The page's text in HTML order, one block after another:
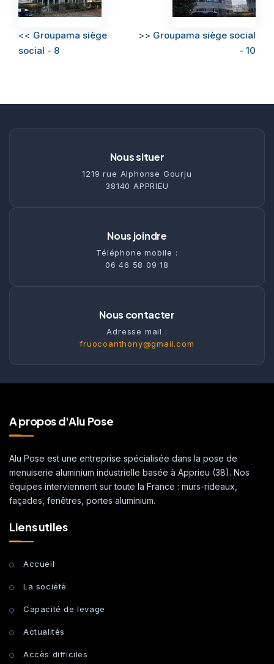
<< Groupama siège
social - 8
>> Groupama siège social
- 10
Nous situer
1219 rue Alphonse Gourju
38140 APPRIEU
Nous joindre
Téléphone mobile :
06 46 58 09 18
Nous contacter
Adresse mail :
fruocoanthony@gmail.com
A propos d'Alu Pose
Alu Pose est une entreprise spécialisée dans la pose de
menuiserie aluminium industrielle basée à Apprieu (38). Nos
équipes interviennent sur toute la France : murs-rideaux,
façades, fenêtres, portes aluminium.
Liens utiles
Accueil
La société
Capacité de levage
Actualités
Accès difficiles